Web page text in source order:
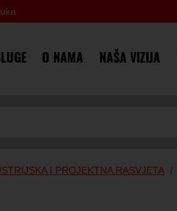
O NAMA NAŠA VIZIJA
I PROJEKTNA RASVJETA